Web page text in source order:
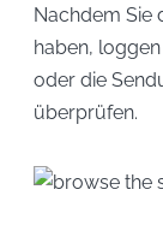
Nachdem Sie
haben,
oder die
überprüfen.